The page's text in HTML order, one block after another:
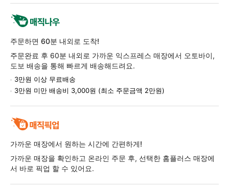
주문하면 60분 내외로 도착!
주문완료 후 60분 내외로 가까운 익스프레스 매장에서 오토바이,
도보 배송을 통해 빠르게 배송해드려요.
3만원 이상 무료배송
3만원 미만 배송비 3,000원 (최소 주문금액 2만원)
가까운 매장에서 원하는 시간에 간편하게!
가까운 매장을 확인하고 온라인 주문 후, 선택한 홈플러스 매장에
서 바로 픽업 할 수 있어요.